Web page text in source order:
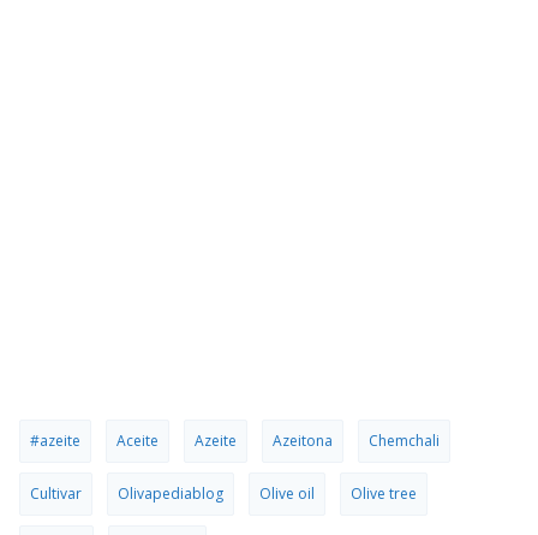
#azeite Aceite Azeite Azeitona Chemchali
Cultivar Olivapediablog Olive oil Olive tree